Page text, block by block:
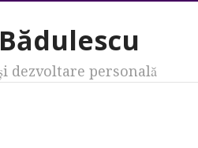
dezvoltare personală